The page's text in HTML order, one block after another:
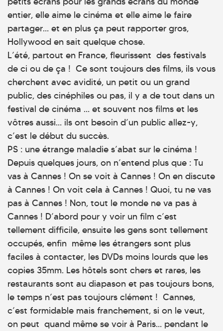
entier, elle aime le cinéma et elle aime le faire
partager… et en plus ça peut rapporter gros,
Hollywood en sait quelque chose.
L’été, partout en France, fleurissent des festivals
de ci ou de ça ! Ce sont toujours des films, ils vous
cherchent avec avidité, un petit ou un grand
public, des cinéphiles ou pas, il y a de tout dans un
festival de cinéma … et souvent nos films et les
vôtres aussi… ils ont besoin d’un public allez-y,
c’est le début du succès.
PS : une étrange maladie s’abat sur le cinéma !
Depuis quelques jours, on n’entend plus que : Tu
vas à Cannes ! On se voit à Cannes ! On en discute
à Cannes ! On voit cela à Cannes ! Quoi, tu ne vas
pas à Cannes ! Non, tout le monde ne va pas à
Cannes ! D’abord pour y voir un film c’est
tellement difficile, ensuite les gens sont tellement
occupés, enfin même les étrangers sont plus
faciles à contacter, les DVDs moins lourds que les
copies 35mm. Les hôtels sont chers et rares, les
restaurants sont au diapason et pas toujours bons,
le temps n’est pas toujours clément ! Cannes,
c’est formidable mais franchement, si on le veut,
on peut quand même se voir à Paris… pendant le